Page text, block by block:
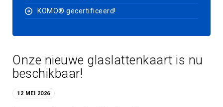
KOMO® gecertificeerd!
Onze nieuwe glaslattenkaart is nu
beschikbaar!
12 MEI 2026